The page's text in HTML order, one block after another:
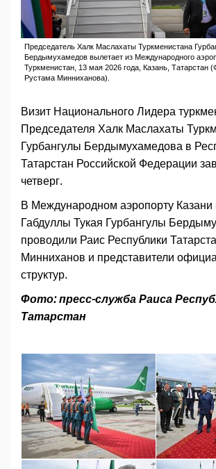
Председатель Халк Маслахаты Туркменистана
Бердымухамедов вылетает из Международного
Туркменистан, 13 мая 2026 года, Казань, Татарстан
Рустама Минниханова).
Визит Национального Лидера
Председателя Халк Маслахаты
Гурбангулы Бердымухамедова в
Татарстан Российской Федерации
четверг.
В Международном аэропорту Казани
Габдуллы Тукая Гурбангулы
проводили Раис Республики
Минниханов и представители
структур.
Фото: пресс-служба Раиса
Татарстан